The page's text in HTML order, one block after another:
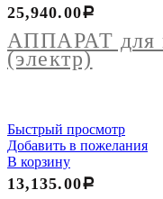
АППАРАТ
(электр)
25,940.00Р
Быстрый просмотр
Добавить в пожелания
В корзину
13,135.00Р